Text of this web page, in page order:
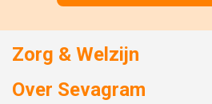
Zorg & Welzijn
Huizen met zorg
Over Sevagram